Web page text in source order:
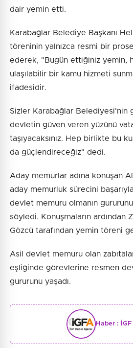
dair yemin etti.
Karabağlar Belediye Başkanı
töreninin yalnızca resmi bir
ederek, "Bugün ettiğiniz yemin,
ulaşılabilir bir kamu hizmeti sunma
ifadesidir.
Sizler Karabağlar Belediyesi'nin
devletin güven veren yüzünü
taşıyacaksınız. Hep birlikte bu
da güçlendireceğiz" dedi.
Aday memurlar adına konuşan
aday memurluk sürecini
devlet memuru olmanın gururunu
söyledi. Konuşmaların ardından
Gözcü tarafından yemin töreni
Asil devlet memuru olan
eşliğinde görevlerine resmen
gururunu yaşadı.
Haber :